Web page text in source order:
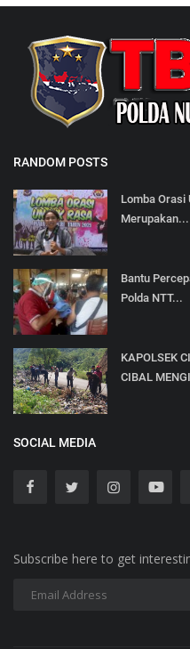
RANDOM POSTS
Lomba Orasi
Merupakan...
Bantu
Polda NTT...
KAPOLSEK
CIBAL
SOCIAL MEDIA
Subscribe here to get